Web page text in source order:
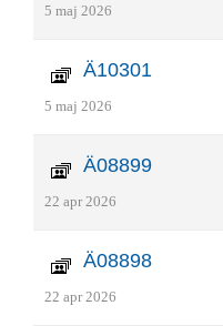
5 maj 2026
Ä10301
5 maj 2026
Ä08899
22 apr 2026
Ä08898
22 apr 2026